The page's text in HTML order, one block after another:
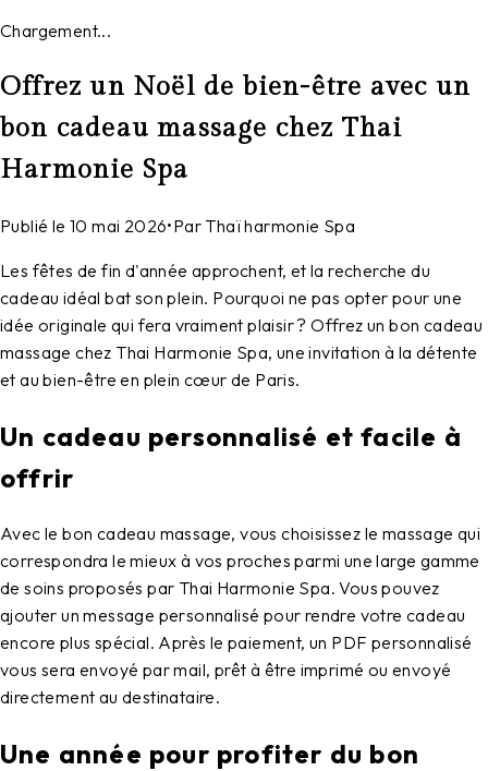
Chargement...
Offrez un Noël de bien-être avec un
bon cadeau massage chez Thai
Harmonie Spa
Publié le 10 mai 2026•Par Thaï harmonie Spa
Les fêtes de fin d'année approchent, et la recherche du
cadeau idéal bat son plein. Pourquoi ne pas opter pour une
idée originale qui fera vraiment plaisir ? Offrez un bon cadeau
massage chez Thai Harmonie Spa, une invitation à la détente
et au bien-être en plein cœur de Paris.
Un cadeau personnalisé et facile à
offrir
Avec le bon cadeau massage, vous choisissez le massage qui
correspondra le mieux à vos proches parmi une large gamme
de soins proposés par Thai Harmonie Spa. Vous pouvez
ajouter un message personnalisé pour rendre votre cadeau
encore plus spécial. Après le paiement, un PDF personnalisé
vous sera envoyé par mail, prêt à être imprimé ou envoyé
directement au destinataire.
Une année pour profiter du bon